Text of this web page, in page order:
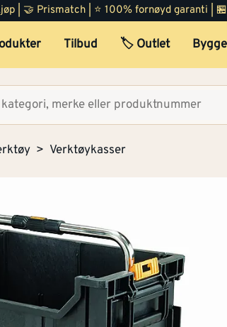
| 🤝 Prismatch | ⭐ 100% fornøyd garanti |
Tilbud 🏷️ Outlet
Verktøykasser